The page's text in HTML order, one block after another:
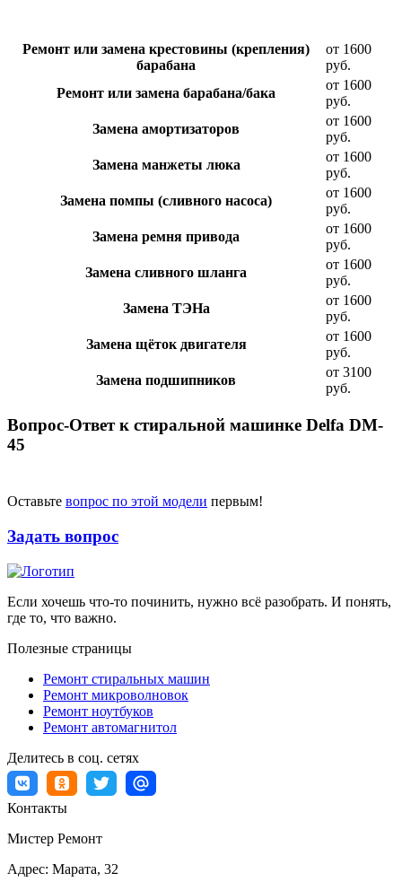
Ремонт или замена крестовины (крепления)
барабана
от 1600
руб.
Ремонт или замена барабана/бака
от 1600
руб.
Замена амортизаторов
от 1600
руб.
Замена манжеты люка
от 1600
руб.
Замена помпы (сливного насоса)
от 1600
руб.
Замена ремня привода
от 1600
руб.
Замена сливного шланга
от 1600
руб.
Замена ТЭНа
от 1600
руб.
Замена щёток двигателя
от 1600
руб.
Замена подшипников
от 3100
руб.
Вопрос-Ответ к стиральной машинке Delfa DM-
45
Оставьте вопрос по этой модели первым!
Задать вопрос
Если хочешь что-то починить, нужно всё разобрать. И понять,
где то, что важно.
Полезные страницы
Ремонт стиральных машин
Ремонт микроволновок
Ремонт ноутбуков
Ремонт автомагнитол
Делитесь в соц. сетях
Контакты
Мистер Ремонт
Адрес: Марата, 32